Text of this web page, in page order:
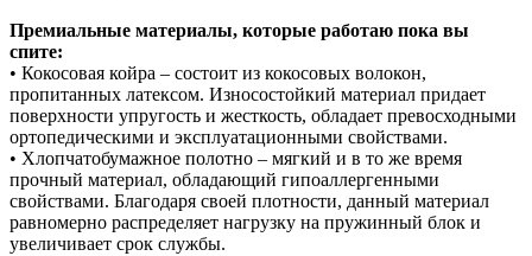
Премиальные материалы, которые работаю пока вы
спите:
• Кокосовая койра – состоит из кокосовых волокон,
пропитанных латексом. Износостойкий материал придает
поверхности упругость и жесткость, обладает превосходными
ортопедическими и эксплуатационными свойствами.
• Хлопчатобумажное полотно – мягкий и в то же время
прочный материал, обладающий гипоаллергенными
свойствами. Благодаря своей плотности, данный материал
равномерно распределяет нагрузку на пружинный блок и
увеличивает срок службы.